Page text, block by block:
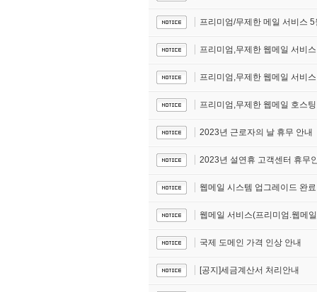
프리미엄/무제한 메일 서비스
프리미엄,무제한 웹메일 서비
프리미엄,무제한 웹메일 서비
프리미엄,무제한 웹메일 호스
2023년 근로자의 날 휴무 안내
2023년 설연휴 고객센터 휴무
웹메일 시스템 업그레이드 완료
웹메일 서비스(프리미엄.웹메
국제 도메인 가격 인상 안내
[공지]세금계산서 처리안내